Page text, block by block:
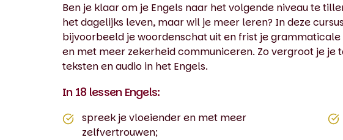
Ben je klaar om je Engels naar het volgende niveau te
het dagelijks leven, maar wil je meer leren? In deze
bijvoorbeeld je woordenschat uit en frist je
en met meer zekerheid communiceren. Zo vergroot je je
teksten en audio in het Engels.
In 18 lessen Engels:
spreek je vloeiender en met meer
zelfvertrouwen;